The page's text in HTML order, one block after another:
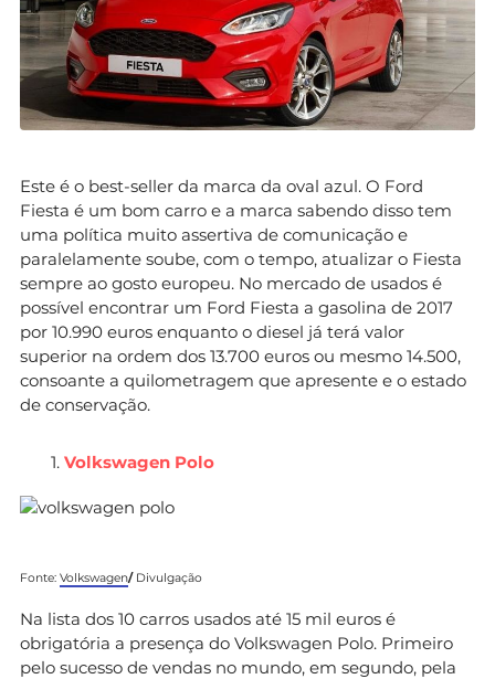
Este é o best-seller da marca da oval azul. O Ford
Fiesta é um bom carro e a marca sabendo disso tem
uma política muito assertiva de comunicação e
paralelamente soube, com o tempo, atualizar o Fiesta
sempre ao gosto europeu. No mercado de usados é
possível encontrar um Ford Fiesta a gasolina de 2017
por 10.990 euros enquanto o diesel já terá valor
superior na ordem dos 13.700 euros ou mesmo 14.500,
consoante a quilometragem que apresente e o estado
de conservação.
Volkswagen Polo
Fonte: Volkswagen/ Divulgação
Na lista dos 10 carros usados até 15 mil euros é
obrigatória a presença do Volkswagen Polo. Primeiro
pelo sucesso de vendas no mundo, em segundo, pela